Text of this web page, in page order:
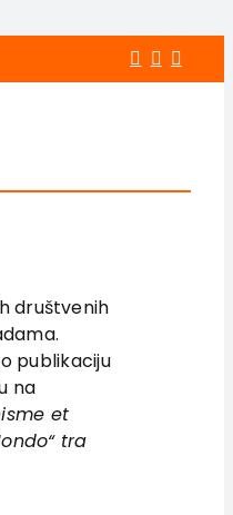
društvenih
publikaciju
na
et
tra